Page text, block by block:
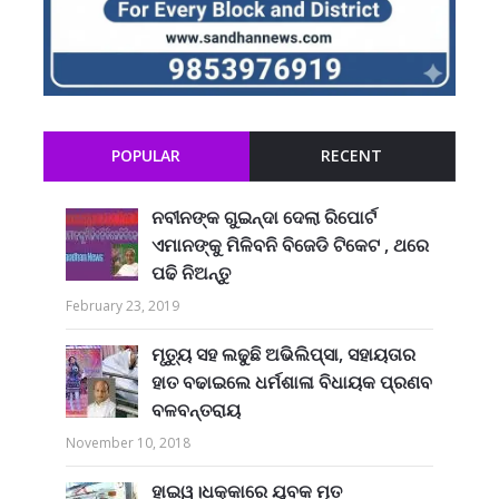
POPULAR RECENT
ନବୀନଙ୍କ ଗୁଇନ୍ଦା ଦେଲା ରିପୋର୍ଟ
ଏମାନଙ୍କୁ ମିଳିବନି ବିଜେଡି ଟିକେଟ , ଥରେ
ପଢି ନିଅନ୍ତୁ
February 23, 2019
ମୃତ୍ୟୁ ସହ ଲଢୁଛି ଅଭିଲିପ୍ସା, ସହାୟତାର
ହାତ ବଢାଇଲେ ଧର୍ମଶାଳା ବିଧାୟକ ପ୍ରଣବ
ବଳବନ୍ତରାୟ
November 10, 2018
ହାଇୱ।ଧକ୍କାରେ ଯୁବକ ମୃତ